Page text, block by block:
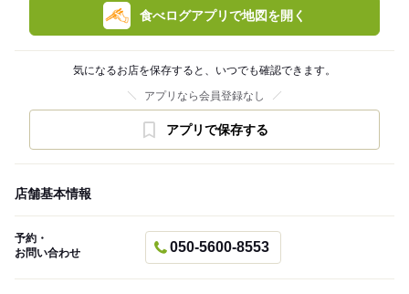
食べログアプリで地図を開く
気になるお店を保存すると、いつでも確認できます。
アプリなら会員登録なし
アプリで保存する
店舗基本情報
予約・
お問い合わせ
050-5600-8553